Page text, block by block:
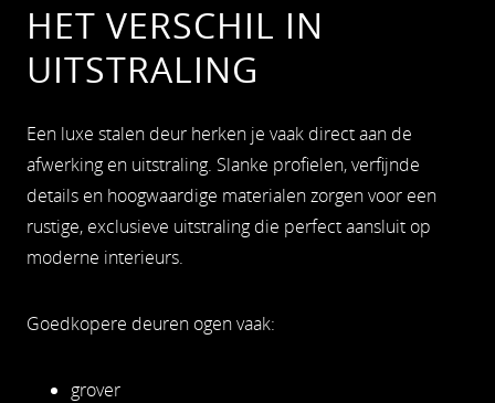
HET VERSCHIL IN
UITSTRALING
Een luxe stalen deur herken je vaak direct aan de
afwerking en uitstraling. Slanke profielen, verfijnde
details en hoogwaardige materialen zorgen voor een
rustige, exclusieve uitstraling die perfect aansluit op
moderne interieurs.
Goedkopere deuren ogen vaak:
grover